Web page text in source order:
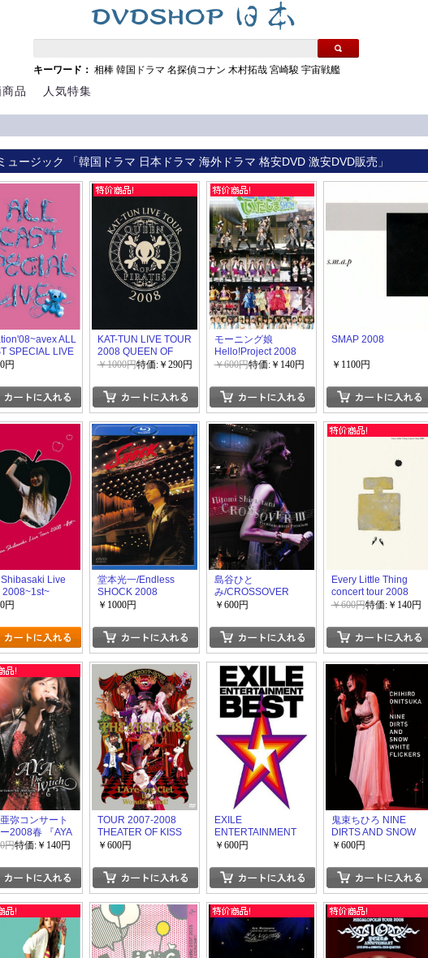
キーワード： 相棒 韓国ドラマ 名探偵コナン 木村拓哉 宮崎駿 宇宙戦艦
品 人気特集
ュージック 「韓国ドラマ 日本ドラマ 海外ドラマ 格安DVD 激安DVD販売」
ALL
SPECIAL LIVE
円
KAT-TUN LIVE TOUR
2008 QUEEN OF
PIRATES
￥1000円特価:￥290円
モーニング娘
Hello!Project 2008
￥600円特価:￥140円
SMAP 2008
￥1100円
Shibasaki Live
2008~1st~
円
堂本光一/Endless
SHOCK 2008
￥1000円
島谷ひと
み/CROSSOVER
III~Premium meets
￥600円
Every Little Thing
concert tour 2008
“Door”
￥600円特価:￥140円
弥コンサート
2008春 『AYA
』
円特価:￥140円
TOUR 2007-2008
THEATER OF KISS
￥600円
EXILE
ENTERTAINMENT
BEST
￥600円
鬼束ちひろ NINE
DIRTS AND SNOW
WHITE FLICKERS
￥600円